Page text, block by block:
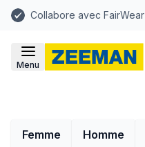
Collabore avec FairWear
Menu
Femme Homme